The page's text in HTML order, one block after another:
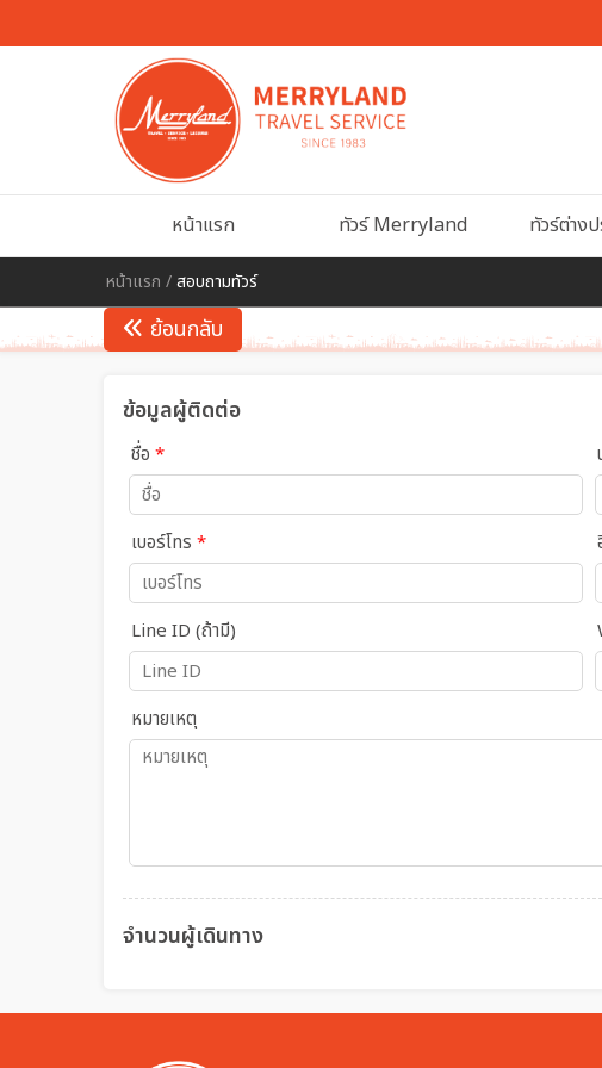
หน้าแรก ทัวร์ Merryland ทัวร์ต่าง
หน้าแรก /สอบถามทัวร์
ย้อนกลับ
ข้อมูลผู้ติดต่อ
ชื่อ *
เบอร์โทร *
Line ID (ถ้ามี)
หมายเหตุ
จำนวนผู้เดินทาง